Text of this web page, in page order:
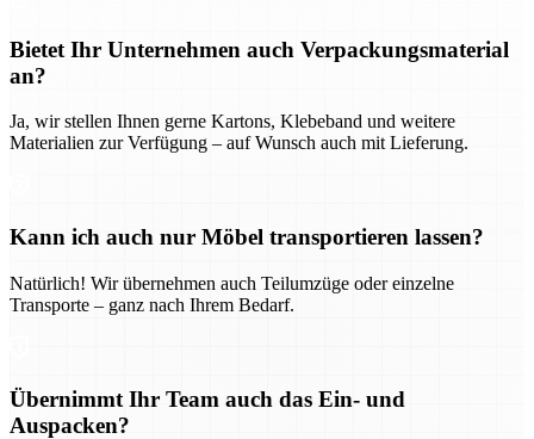
Bietet Ihr Unternehmen auch Verpackungsmaterial
an?
Ja, wir stellen Ihnen gerne Kartons, Klebeband und weitere
Materialien zur Verfügung – auf Wunsch auch mit Lieferung.
Kann ich auch nur Möbel transportieren lassen?
Natürlich! Wir übernehmen auch Teilumzüge oder einzelne
Transporte – ganz nach Ihrem Bedarf.
Übernimmt Ihr Team auch das Ein- und
Auspacken?